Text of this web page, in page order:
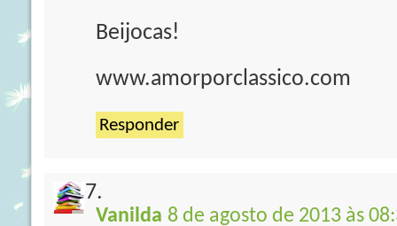
Beijocas!
www.amorporclassico.com
Responder
Vanilda 8 de agosto de 2013 às